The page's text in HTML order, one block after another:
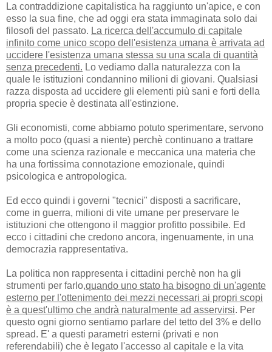
La contraddizione capitalistica ha raggiunto un'apice, e con
esso la sua fine, che ad oggi era stata immaginata solo dai
filosofi del passato. La ricerca dell'accumulo di capitale
infinito come unico scopo dell'esistenza umana è arrivata ad
uccidere l'esistenza umana stessa su una scala di quantità
senza precedenti. Lo vediamo dalla naturalezza con la
quale le istituzioni condannino milioni di giovani. Qualsiasi
razza disposta ad uccidere gli elementi più sani e forti della
propria specie è destinata all'estinzione.
Gli economisti, come abbiamo potuto sperimentare, servono
a molto poco (quasi a niente) perchè continuano a trattare
come una scienza razionale e meccanica una materia che
ha una fortissima connotazione emozionale, quindi
psicologica e antropologica.
Ed ecco quindi i governi "tecnici" disposti a sacrificare,
come in guerra, milioni di vite umane per preservare le
istituzioni che ottengono il maggior profitto possibile. Ed
ecco i cittadini che credono ancora, ingenuamente, in una
democrazia rappresentativa.
La politica non rappresenta i cittadini perchè non ha gli
strumenti per farlo,quando uno stato ha bisogno di un'agente
esterno per l'ottenimento dei mezzi necessari ai propri scopi
è a quest'ultimo che andrà naturalmente ad asservirsi. Per
questo ogni giorno sentiamo parlare del tetto del 3% e dello
spread. E' a questi parametri esterni (privati e non
referendabili) che è legato l'accesso al capitale e la vita